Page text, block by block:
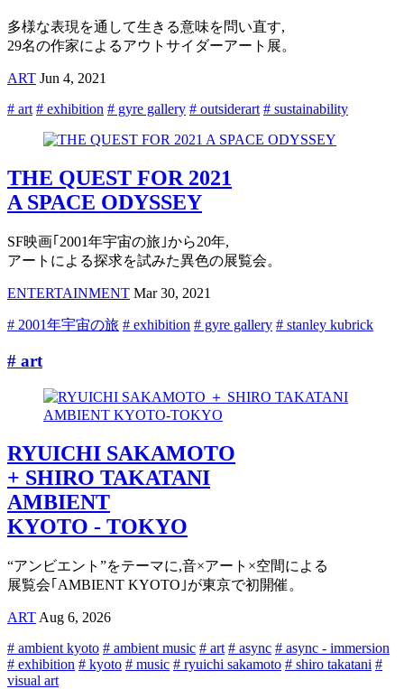
多様な表現を通して生きる意味を問い直す,
29名の作家によるアウトサイダーアート展。
ART Jun 4, 2021
# art # exhibition # gyre gallery # outsiderart # sustainability
THE QUEST FOR 2021
A SPACE ODYSSEY
SF映画｢2001年宇宙の旅｣から20年,
アートによる探求を試みた異色の展覧会。
ENTERTAINMENT Mar 30, 2021
# 2001年宇宙の旅 # exhibition # gyre gallery # stanley kubrick
# art
RYUICHI SAKAMOTO
+ SHIRO TAKATANI
AMBIENT
KYOTO - TOKYO
“アンビエント”をテーマに,音×アート×空間による
展覧会｢AMBIENT KYOTO｣が東京で初開催。
ART Aug 6, 2026
# ambient kyoto # ambient music # art # async # async - immersion
# exhibition # kyoto # music # ryuichi sakamoto # shiro takatani #
visual art